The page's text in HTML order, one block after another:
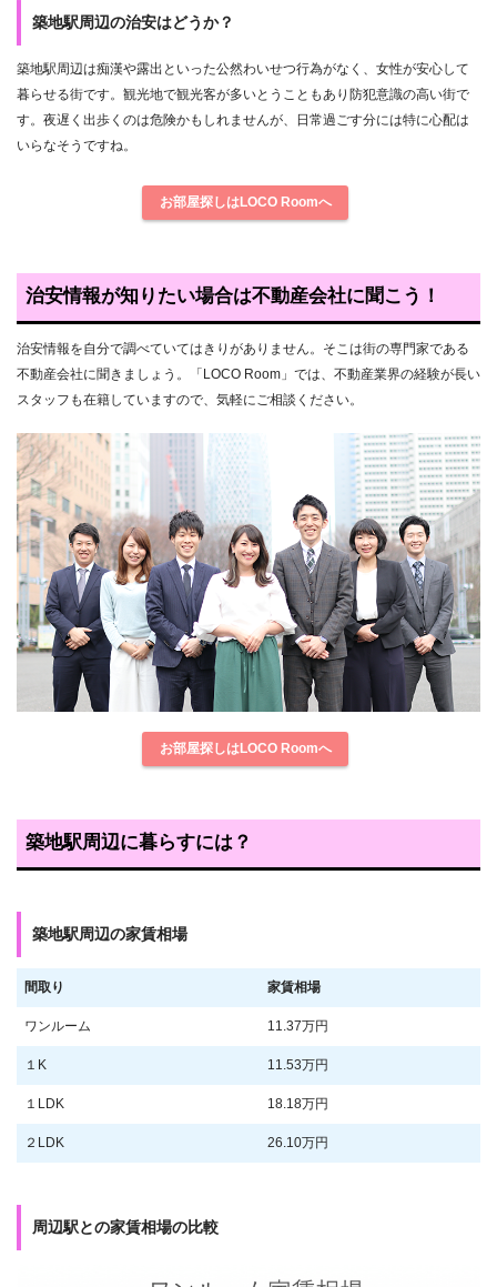
築地駅周辺の治安はどうか？
築地駅周辺は痴漢や露出といった公然わいせつ行為がなく、女性が安心して
暮らせる街です。観光地で観光客が多いとうこともあり防犯意識の高い街で
す。夜遅く出歩くのは危険かもしれませんが、日常過ごす分には特に心配は
いらなそうですね。
お部屋探しはLOCO Roomへ
治安情報が知りたい場合は不動産会社に聞こう！
治安情報を自分で調べていてはきりがありません。そこは街の専門家である
不動産会社に聞きましょう。「LOCO Room」では、不動産業界の経験が長い
スタッフも在籍していますので、気軽にご相談ください。
お部屋探しはLOCO Roomへ
築地駅周辺に暮らすには？
築地駅周辺の家賃相場
間取り 家賃相場
ワンルーム 11.37万円
１K 11.53万円
１LDK 18.18万円
２LDK 26.10万円
周辺駅との家賃相場の比較